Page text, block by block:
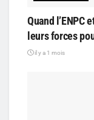
Quand l’ENPC
leurs forces
il y a 1 mois